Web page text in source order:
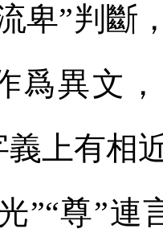
卑”判斷
爲異文
上有相
”“尊”連